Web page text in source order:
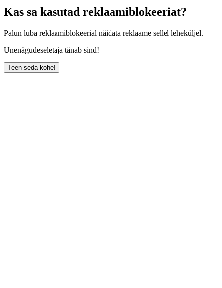
Kas sa kasutad reklaamiblokeeriat?
Palun luba reklaamiblokeerial näidata reklaame sellel leheküljel.
Unenägudeseletaja tänab sind!
Teen seda kohe!